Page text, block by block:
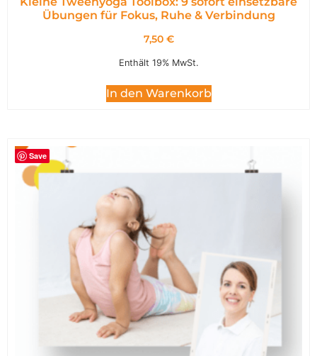
Übungen für Fokus, Ruhe & Verbindung
7,50 €
Enthält 19% MwSt.
In den Warenkorb
Save